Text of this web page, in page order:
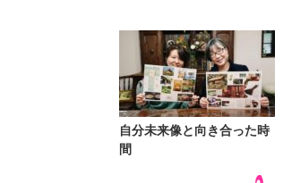
自分未来像と向き合った時
間